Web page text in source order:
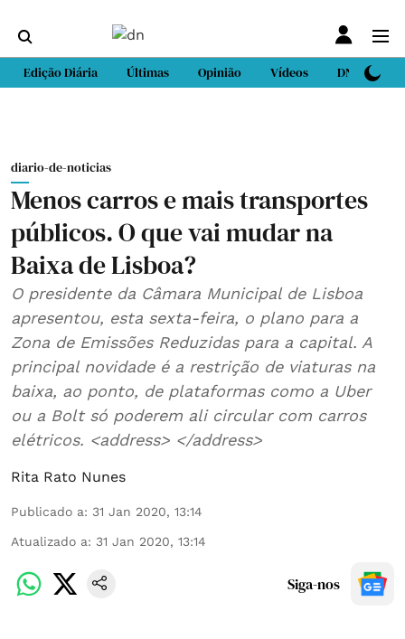
Edição Diária Últimas Opinião Vídeos DN Sport
diario-de-noticias
Menos carros e mais transportes
públicos. O que vai mudar na
Baixa de Lisboa?
O presidente da Câmara Municipal de Lisboa
apresentou, esta sexta-feira, o plano para a
Zona de Emissões Reduzidas para a capital. A
principal novidade é a restrição de viaturas na
baixa, ao ponto, de plataformas como a Uber
ou a Bolt só poderem ali circular com carros
elétricos. <address> </address>
Rita Rato Nunes
Publicado a: 31 Jan 2020, 13:14
Atualizado a: 31 Jan 2020, 13:14
Siga-nos